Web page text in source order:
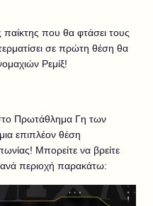
που θα φτάσει τους
σε πρώτη θέση θα
Ρεμίξ!
Πρωτάθλημα Γη των
επιπλέον θέση
Μπορείτε να βρείτε
περιοχή παρακάτω: